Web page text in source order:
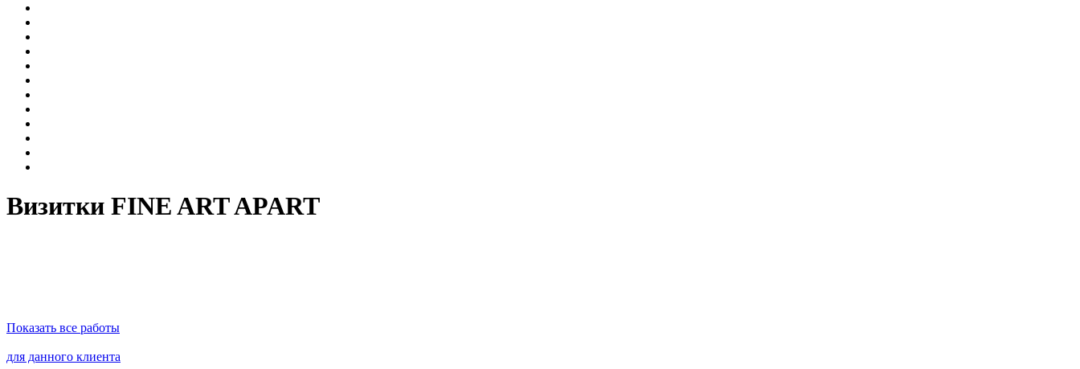
Визитки FINE ART APART
Показать все работы
для данного клиента